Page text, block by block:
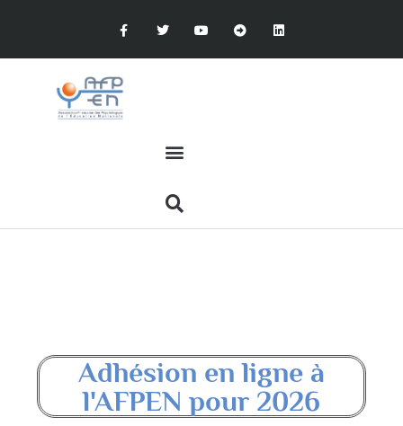
Adhésion en ligne à
l'AFPEN pour 2026